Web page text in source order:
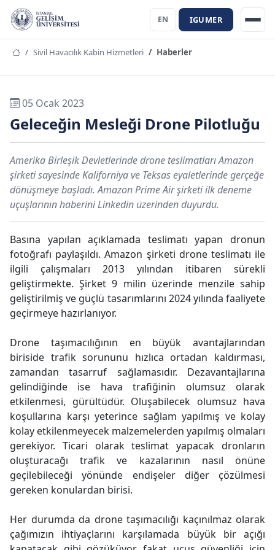
EN IGUMER
Sivil Havacılık Kabin Hizmetleri Haberler
05 Ocak 2023
Geleceğin Mesleği Drone Pilotluğu
Amerika Birleşik Devletlerinde drone teslimatları Amazon
şirketi sayesinde Kaliforniya ve Teksas eyaletlerinde gerçeğe
dönüşmeye başladı. Amazon Prime Air şirketi ilk deneme
uçuşlarının haberini Linkedin üzerinden duyurdu.
Basına yapılan açıklamada teslimatı yapan dronun
fotoğrafı paylaşıldı. Amazon şirketi drone teslimatı ile
ilgili çalışmaları 2013 yılından itibaren sürekli
geliştirmekte. Şirket 9 milin üzerinde menzile sahip
geliştirilmiş ve güçlü tasarımlarını 2024 yılında faaliyete
geçirmeye hazırlanıyor.
Drone taşımacılığının en büyük avantajlarından
biriside trafik sorununu hızlıca ortadan kaldırması,
zamandan tasarruf sağlamasıdır. Dezavantajlarına
gelindiğinde ise hava trafiğinin olumsuz olarak
etkilenmesi, gürültüdür. Oluşabilecek olumsuz hava
koşullarına karşı yeterince sağlam yapılmış ve kolay
kolay etkilenmeyecek malzemelerden yapılmış olmaları
gerekiyor. Ticari olarak teslimat yapacak dronların
oluşturacağı trafik ve kazalarının nasıl önüne
geçilebileceği yönünde endişeler diğer çözülmesi
gereken konulardan birisi.
Her durumda da drone taşımacılığı kaçınılmaz olarak
çağımızın ihtiyaçlarını karşılamada büyük bir açığı